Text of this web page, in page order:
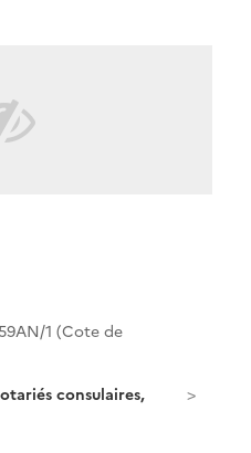
1 (Cote de
consulaires,